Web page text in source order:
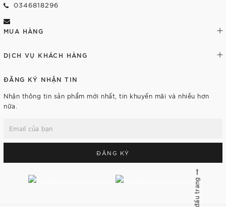
0346818296
MUA HÀNG
DỊCH VỤ KHÁCH HÀNG
ĐĂNG KÝ NHẬN TIN
Nhận thông tin sản phẩm mới nhất, tin khuyến mãi và nhiều hơn
nữa.
ĐĂNG KÝ